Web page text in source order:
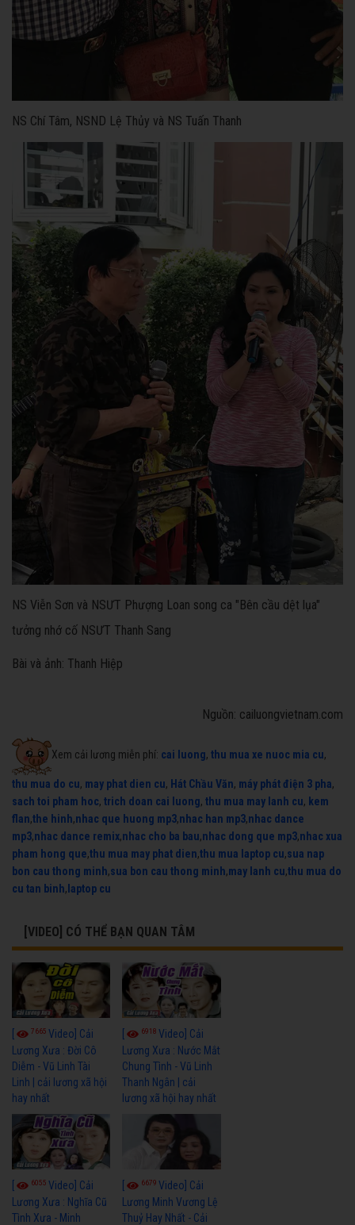
NS Chí Tâm, NSND Lệ Thủy và NS Tuấn Thanh
NS Viễn Sơn và NSƯT Phượng Loan song ca "Bên cầu dệt lụa"
tưởng nhớ cố NSƯT Thanh Sang
Bài và ảnh: Thanh Hiệp
Nguồn: cailuongvietnam.com
Xem cải lương miễn phí: cai luong, thu mua xe nuoc mia cu,
thu mua do cu, may phat dien cu, Hát Chầu Văn, máy phát điện 3 pha,
sach toi pham hoc, trich doan cai luong, thu mua may lanh cu, kem
flan,the hinh,nhac que huong mp3,nhac han mp3,nhac dance
mp3,nhac dance remix,nhac cho ba bau,nhac dong que mp3,nhac xua
pham hong que,thu mua may phat dien,thu mua laptop cu,sua nap
bon cau thong minh,sua bon cau thong minh,may lanh cu,thu mua do
cu tan binh, laptop cu
[VIDEO] CÓ THỂ BẠN QUAN TÂM
7665 Video] Cải
Lương Xưa : Đời Cô
Diễm - Vũ Linh Tài
Linh | cải lương xã hội
hay nhất
6918Video] Cải
Lương Xưa : Nước Mắt
Chung Tình - Vũ Linh
Thanh Ngân | cải
lương xã hội hay nhất
6055 Video] Cải
Lương Xưa : Nghĩa Cũ
Tình Xưa - Minh
6679Video] Cải
Lương Minh Vương Lệ
Thuỷ Hay Nhất - Cải